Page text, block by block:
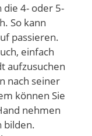
die 4- oder 5-
So kann
passieren.
einfach
aufzusuchen
nach seiner
können Sie
nehmen
bilden.